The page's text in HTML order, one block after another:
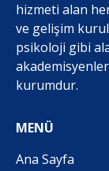
hizmeti alan
ve gelişim
psikoloji gibi
kurumdur.
MENÜ
Ana Sayfa